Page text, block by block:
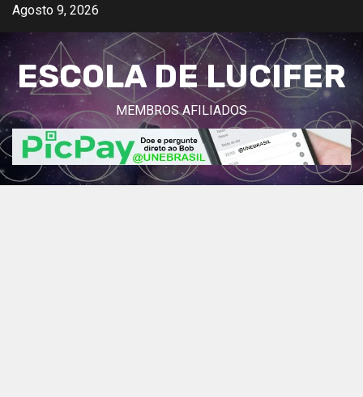
Avançar
o
conteúdo
Agosto 9, 2026
ESCOLA DE LUCIFER
MEMBROS AFILIADOS